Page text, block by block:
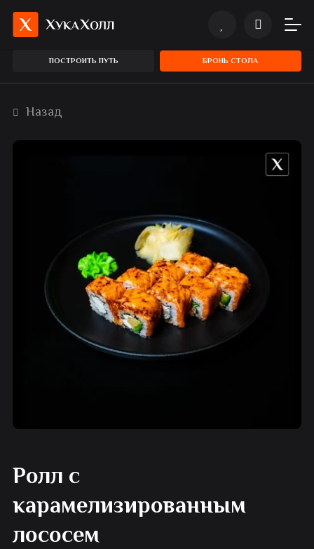
ПОСТРОИТЬ ПУТЬ БРОНЬ СТОЛА
Назад
Ролл с
карамелизированным
лососем